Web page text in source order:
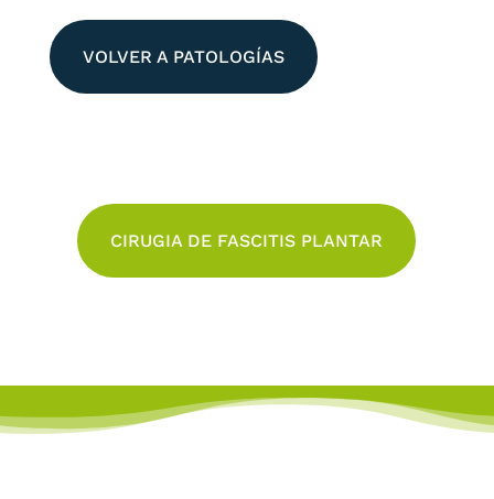
VOLVER A PATOLOGÍAS
CIRUGIA DE FASCITIS PLANTAR